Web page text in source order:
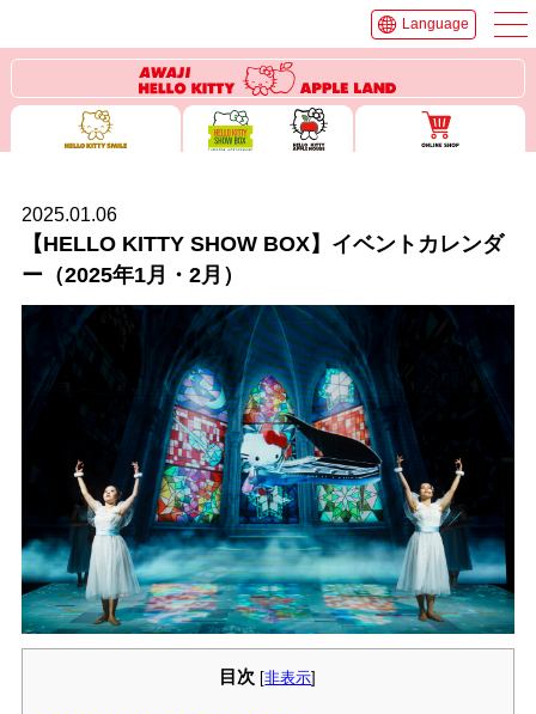
Language
2025.01.06
【HELLO KITTY SHOW BOX】イベントカレンダ
ー（2025年1月・2月）
目次 [非表示]